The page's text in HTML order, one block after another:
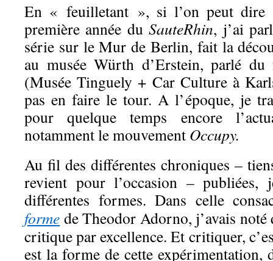
En « feuilletant », si l’on peut dire
première année duSauteRhin, j’ai
série sur le Mur de Berlin, fait la
au musée Würth d’Erstein, parlé du
(Musée Tinguely + Car Culture à
pas en faire le tour. A l’époque, je
pour quelque temps encore
notamment le mouvement Occupy.
Au fil des différentes chroniques –
revient pour l’occasion –
différentes formes. Dans celle
forme de Theodor Adorno, j’avais noté
critique par excellence. Et critiquer,
est la forme de cette expérimentation,